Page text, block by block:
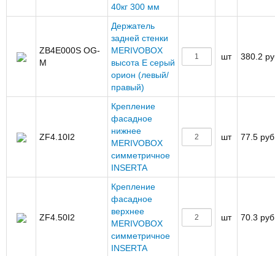
40кг 300 мм
ZB4E000S OG-
M
Держатель
задней стенки
MERIVOBOX
высота E серый
орион (левый/
правый)
шт 380.2
ZF4.10I2
Крепление
фасадное
нижнее
MERIVOBOX
симметричное
INSERTA
шт 77.5
ZF4.50I2
Крепление
фасадное
верхнее
MERIVOBOX
симметричное
INSERTA
шт 70.3